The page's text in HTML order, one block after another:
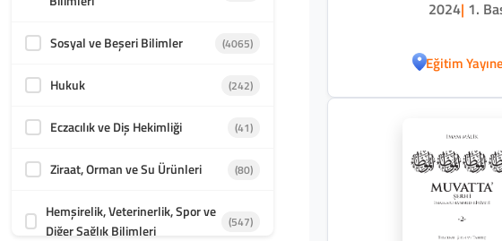
Sosyal ve Beşeri Bilimler (4065)
Hukuk (242)
Eczacılık ve Diş Hekimliği (41)
Ziraat, Orman ve Su Ürünleri (80)
Hemşirelik, Veterinerlik, Spor ve
Diğer Sağlık Bilimleri
(547)
2024| 1.
Eğitim